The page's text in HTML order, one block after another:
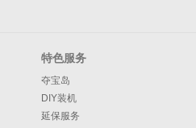
特色服务
夺宝岛
DIY装机
延保服务